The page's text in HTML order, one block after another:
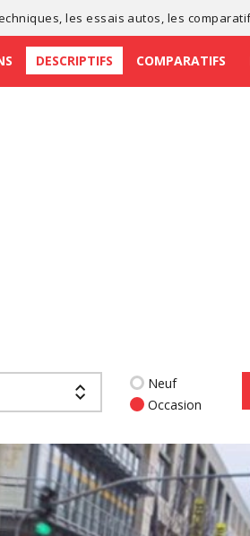
, lesessais autos , les
DESCRIPTIFS COMPARATIFS
Neuf
Occasion